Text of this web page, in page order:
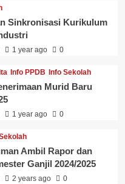
Sinkronisasi Kurikulum
1 year ago 0
Info PPDB Info Sekolah
Murid Baru
1 year ago 0
Ambil Rapor dan
Ganjil 2024/2025
2 years ago 0